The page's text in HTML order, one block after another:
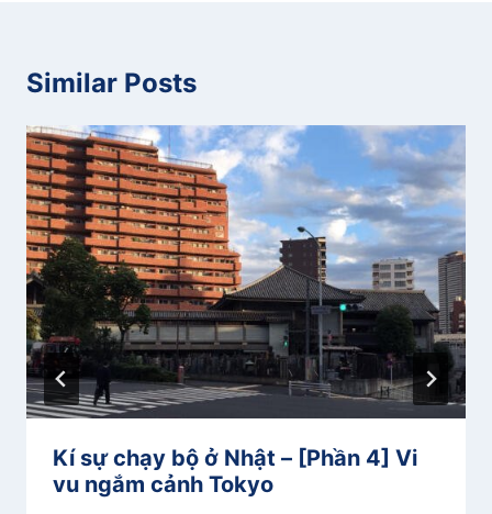
Similar Posts
Kí sự chạy bộ ở Nhật – [Phần 4] Vi
vu ngắm cảnh Tokyo